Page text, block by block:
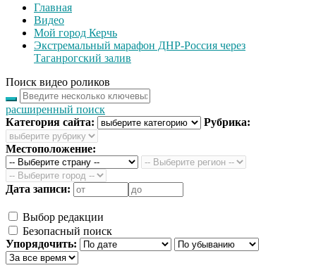
Главная
Видео
Мой город Керчь
Экстремальный марафон ДНР-Россия через
Таганрогский залив
Поиск видео роликов
расширенный поиск
Категория сайта:
Рубрика:
Местоположение:
Дата записи:
Выбор редакции
Безопасный поиск
Упорядочить: